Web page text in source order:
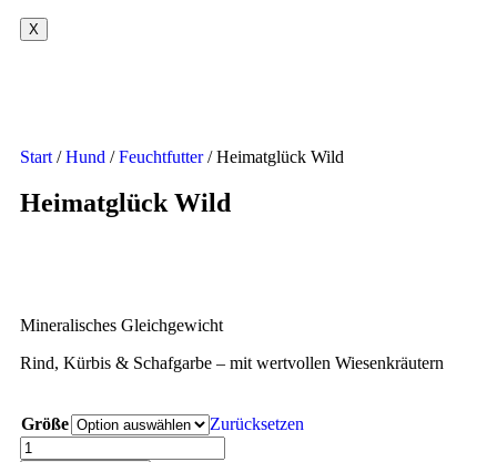
X
Start /Hund /Feuchtfutter/ Heimatglück Wild
Heimatglück Wild
Mineralisches Gleichgewicht
Rind, Kürbis & Schafgarbe – mit wertvollen Wiesenkräutern
Größe Zurücksetzen